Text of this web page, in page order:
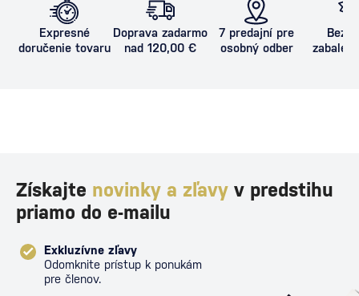
Expresné
doručenie tovaru
Doprava zadarmo
nad 120,00 €
7 predajní pre
osobný odber
Získajte novinky a zľavy v predstihu
priamo do e-mailu
Exkluzívne zľavy
Odomknite prístup k ponukám
pre členov.